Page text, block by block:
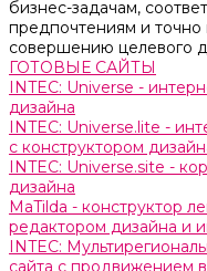
бизнес-задачам,
предпочтениям и
совершению целевого
ГОТОВЫЕ САЙТЫ
INTEC: Universe -
дизайна
INTEC: Universe.lite -
с конструктором
INTEC: Universe.site -
дизайна
MaTilda - конструктор
редактором дизайна и
INTEC:
сайта с продвижением